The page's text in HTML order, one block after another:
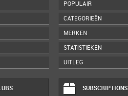
POPULAIR
CATEGORIEËN
MERKEN
STATISTIEKEN
UITLEG
SUBSCRIPTIONS